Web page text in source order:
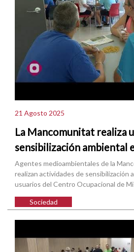
21 Agosto 2025
La Mancomunitat realiza
sensibilización ambiental
Agentes medioambientales de la
realizan actividades de sensibilización
usuarios del Centro Ocupacional de
Sociedad